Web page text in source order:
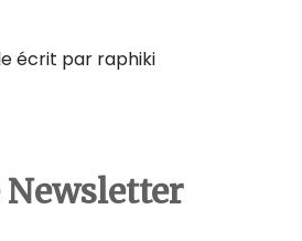
écrit par raphiki
Newsletter